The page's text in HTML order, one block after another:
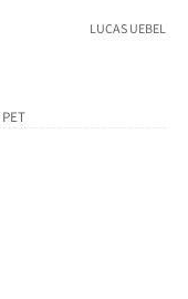
LUCAS UEBEL
PET